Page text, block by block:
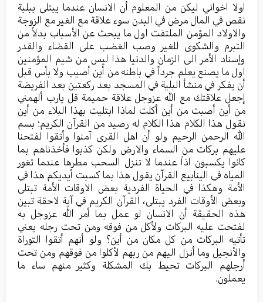
اولا اخواني ليكن من المعلوم أن الانسان عندما يبتلى ببلبة
نقص في المال مرض في البدن سوء علاقة مع الغير مع الزوجة
والاولاد المؤمن الملتفت اول ما يبحث عن الأسباب بدلاً من
التبرم والشكوى للغير وصب الغضب على القضاء والقدر
وإسناد الأمر الى الزمان والدنيا هذا ليس من شيم المؤمنين
اول ما يصنع يعلم جرداً في باطنه من أين أصيب ولا بأس قبل
أن يفكر في منشأ البلية في المسجد بعد ركعتين بعد الفريضة
إجعل علاقتك مع الله عزوجل علاقة حميمة قل يارب ألهمني
من أين أصبت من أين أكلت لماذا ابتليت بهذا البلاء من أين
نقول هذا الكلام هذا الكلام له رصيد من القرآن الكريم؛ بسم
الله الرحمن الرحيم ولو أن اهل القرى آمنوا وأتقوا لفتحنا
عليهم بركات من السماء والارض ولكن كذبوا فأخذناهم بما
كانوا يكسبون اذاً عندما لا تنزل السحب مطرها عندما تغور
المياه في الينابيع القرآن يقول هذا بما كسبت أيديكم هذا في
الأمة وهكذا في الحياة الفردية بعض الاوقات الأمة تبتلى
وبعض الأوقات الفرد يبتلى، القرآن الكريم في آية لاحقة تبين
هذه الحقيقة أن الانسان لو عمل بما أمر الله عزوجل به
لفتحت عليه البركات ولأكل من فوقه ومن تحت رجله يعني
تأتيه البركات من كل مكان من أين؟ ولو أنهم أتقوا التوراة
والأنجيل وما أنزل اليهم من ربهم لأكلوا من فوقهم ومن تحت
أرجلهم البركات تحيط بك المشكلة وكثير منهم ساء ما
يعملون.